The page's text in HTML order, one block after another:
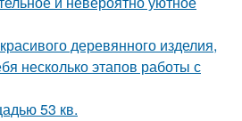
деревянного изделия,
несколько этапов работы с
53 кв.